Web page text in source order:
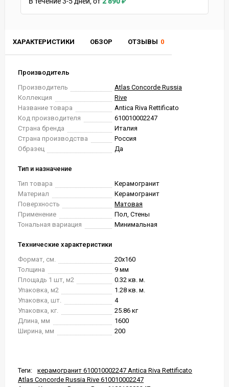
ХАРАКТЕРИСТИКИ ОБЗОР ОТЗЫВЫ 0
Производитель
Производитель
Atlas Concorde Russia
Коллекция
Rive
Название товара
Antica Riva Rettificato
Код производителя
610010002247
Страна бренда
Италия
Страна производства
Россия
Образец
Да
Тип и назначение
Тип товара
Керамогранит
Материал
Керамогранит
Поверхность
Матовая
Применение
Пол, Стены
Тональная вариация
Минимальная
Технические характеристики
Формат, см.
20x160
Толщина
9 мм
Площадь 1 шт, м2
0.32 кв. м.
Упаковка, м2
1.28 кв. м.
Упаковка, шт.
4
Упаковка, кг.
25.86 кг
Длина, мм
1600
Ширина, мм
200
Теги:
керамогранит 610010002247 Antica Riva Rettificato
Atlas Concorde Russia Rive 610010002247